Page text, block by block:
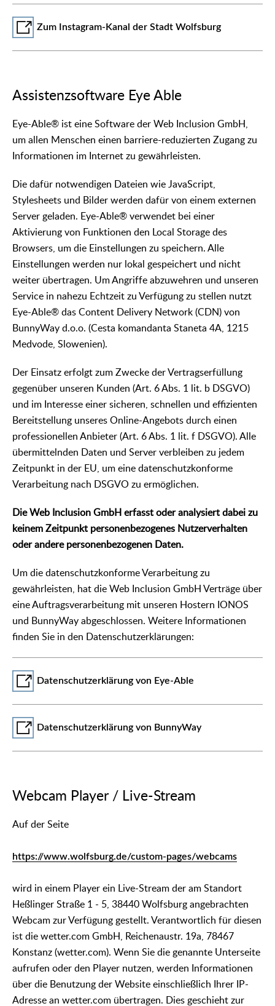
Zum Instagram-Kanal der Stadt Wolfsburg
Assistenzsoftware Eye Able
Eye-Able® ist eine Software der Web Inclusion GmbH,
um allen Menschen einen barriere-reduzierten Zugang zu
Informationen im Internet zu gewährleisten.
Die dafür notwendigen Dateien wie JavaScript,
Stylesheets und Bilder werden dafür von einem externen
Server geladen. Eye-Able® verwendet bei einer
Aktivierung von Funktionen den Local Storage des
Browsers, um die Einstellungen zu speichern. Alle
Einstellungen werden nur lokal gespeichert und nicht
weiter übertragen. Um Angriffe abzuwehren und unseren
Service in nahezu Echtzeit zu Verfügung zu stellen nutzt
Eye-Able® das Content Delivery Network (CDN) von
BunnyWay d.o.o. (Cesta komandanta Staneta 4A, 1215
Medvode, Slowenien).
Der Einsatz erfolgt zum Zwecke der Vertragserfüllung
gegenüber unseren Kunden (Art. 6 Abs. 1 lit. b DSGVO)
und im Interesse einer sicheren, schnellen und effizienten
Bereitstellung unseres Online-Angebots durch einen
professionellen Anbieter (Art. 6 Abs. 1 lit. f DSGVO). Alle
übermittelnden Daten und Server verbleiben zu jedem
Zeitpunkt in der EU, um eine datenschutzkonforme
Verarbeitung nach DSGVO zu ermöglichen.
Die Web Inclusion GmbH erfasst oder analysiert dabei zu
keinem Zeitpunkt personenbezogenes Nutzerverhalten
oder andere personenbezogenen Daten.
Um die datenschutzkonforme Verarbeitung zu
gewährleisten, hat die Web Inclusion GmbH Verträge über
eine Auftragsverarbeitung mit unseren Hostern IONOS
und BunnyWay abgeschlossen. Weitere Informationen
finden Sie in den Datenschutzerklärungen:
Datenschutzerklärung von Eye-Able
Datenschutzerklärung von BunnyWay
Webcam Player / Live-Stream
Auf der Seite
https://www.wolfsburg.de/custom-pages/webcams
wird in einem Player ein Live-Stream der am Standort
Heßlinger Straße 1 - 5, 38440 Wolfsburg angebrachten
Webcam zur Verfügung gestellt. Verantwortlich für diesen
ist die wetter.com GmbH, Reichenaustr. 19a, 78467
Konstanz (wetter.com). Wenn Sie die genannte Unterseite
aufrufen oder den Player nutzen, werden Informationen
über die Benutzung der Website einschließlich Ihrer IP-
Adresse an wetter.com übertragen. Dies geschieht zur